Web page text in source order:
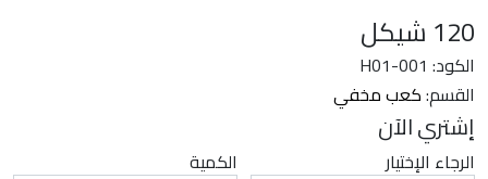
120 شيكل
الكود: H01-001
القسم:كعب مخفي
إشتري الآن
الرجاء الإختيار الكمية